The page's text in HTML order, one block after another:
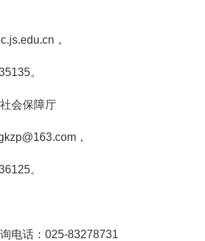
，
。
会保障厅
，
。
电话：025-83278731